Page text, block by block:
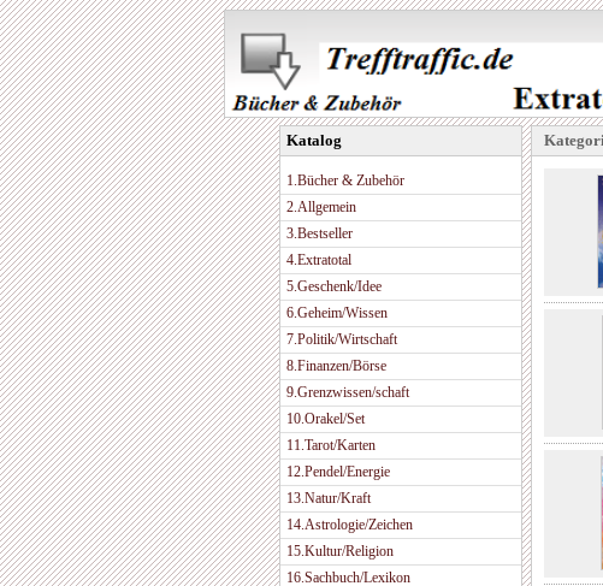
Katalog
1.Bücher & Zubehör
2.Allgemein
3.Bestseller
4.Extratotal
5.Geschenk/Idee
6.Geheim/Wissen
7.Politik/Wirtschaft
8.Finanzen/Börse
9.Grenzwissen/schaft
10.Orakel/Set
11.Tarot/Karten
12.Pendel/Energie
13.Natur/Kraft
14.Astrologie/Zeichen
15.Kultur/Religion
16.Sachbuch/Lexikon